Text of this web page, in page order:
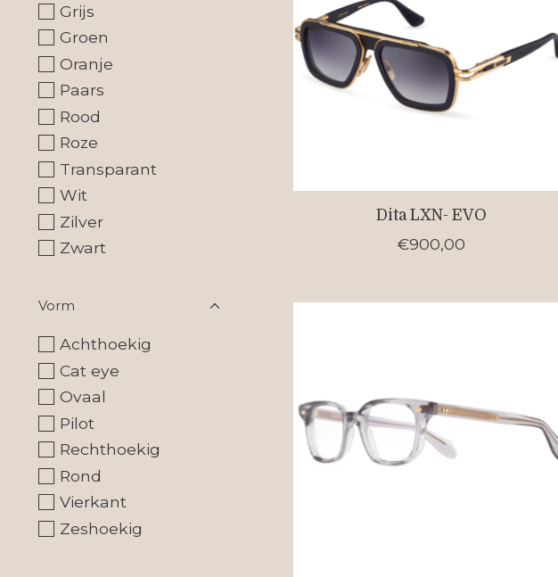
Grijs
Groen
Oranje
Paars
Rood
Roze
Transparant
Wit
Zilver
Zwart
Vorm
Achthoekig
Cat eye
Ovaal
Pilot
Rechthoekig
Rond
Vierkant
Zeshoekig
Dita LXN- EVO
€900,00